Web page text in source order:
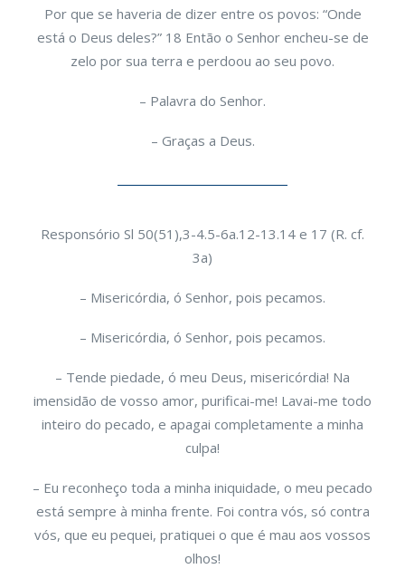
Por que se haveria de dizer entre os povos: “Onde
está o Deus deles?” 18 Então o Senhor encheu-se de
zelo por sua terra e perdoou ao seu povo.
– Palavra do Senhor.
– Graças a Deus.
Responsório Sl 50(51),3-4.5-6a.12-13.14 e 17 (R. cf.
3a)
– Misericórdia, ó Senhor, pois pecamos.
– Misericórdia, ó Senhor, pois pecamos.
– Tende piedade, ó meu Deus, misericórdia! Na
imensidão de vosso amor, purificai-me! Lavai-me todo
inteiro do pecado, e apagai completamente a minha
culpa!
– Eu reconheço toda a minha iniquidade, o meu pecado
está sempre à minha frente. Foi contra vós, só contra
vós, que eu pequei, pratiquei o que é mau aos vossos
olhos!